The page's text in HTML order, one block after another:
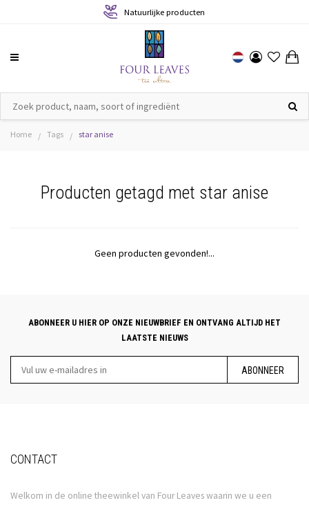
Natuurlijke producten
Home / Tags / star anise
Producten getagd met star anise
Geen producten gevonden!...
ABONNEER U HIER OP ONZE NIEUWBRIEF EN ONTVANG ALTIJD HET
LAATSTE NIEUWS
ABONNEER
CONTACT
Welkom in de online theewinkel van Four Leaves waarin we u een